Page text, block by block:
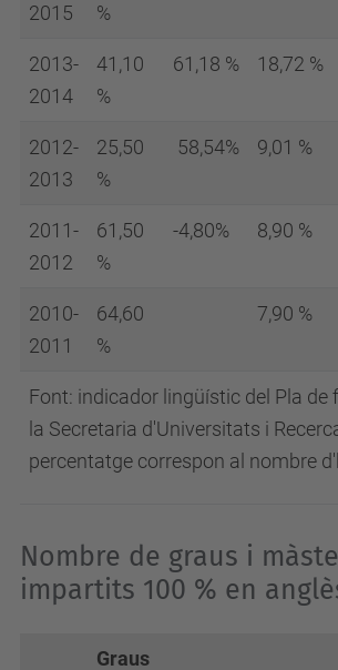
Font: indicador lingüístic del Pla
la Secretaria d'Universitats i
percentatge correspon al nombre
2015
%
2013-
2014
41,10
%
61,18 % 18,72 %
2012-
2013
25,50
%
58,54% 9,01 %
2011-
2012
61,50
%
-4,80% 8,90 %
2010-
2011
64,60
%
7,90 %
Nombre de graus i
impartits 100 % en
Graus